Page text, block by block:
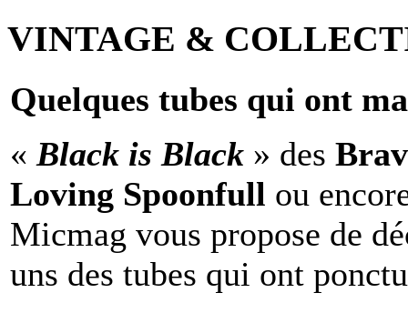
VINTAGE &
Quelques tubes qui ont
« Black is Black » des
Loving Spoonfull ou
Micmag vous propose de
uns des tubes qui ont